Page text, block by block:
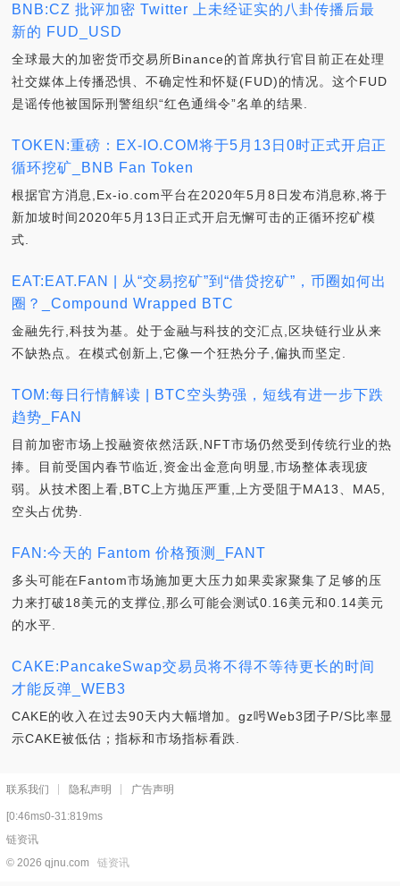
BNB:CZ 批评加密 Twitter 上未经证实的八卦传播后最
新的 FUD_USD
全球最大的加密货币交易所Binance的首席执行官目前正在处理
社交媒体上传播恐惧、不确定性和怀疑(FUD)的情况。这个FUD
是谣传他被国际刑警组织“红色通缉令”名单的结果.
TOKEN:重磅：EX-IO.COM将于5月13日0时正式开启正
循环挖矿_BNB Fan Token
根据官方消息,Ex-io.com平台在2020年5月8日发布消息称,将于
新加坡时间2020年5月13日正式开启无懈可击的正循环挖矿模
式.
EAT:EAT.FAN | 从“交易挖矿”到“借贷挖矿”，币圈如何出
圈？_Compound Wrapped BTC
金融先行,科技为基。处于金融与科技的交汇点,区块链行业从来
不缺热点。在模式创新上,它像一个狂热分子,偏执而坚定.
TOM:每日行情解读 | BTC空头势强，短线有进一步下跌
趋势_FAN
目前加密市场上投融资依然活跃,NFT市场仍然受到传统行业的热
捧。目前受国内春节临近,资金出金意向明显,市场整体表现疲
弱。从技术图上看,BTC上方抛压严重,上方受阻于MA13、MA5,
空头占优势.
FAN:今天的 Fantom 价格预测_FANT
多头可能在Fantom市场施加更大压力如果卖家聚集了足够的压
力来打破18美元的支撑位,那么可能会测试0.16美元和0.14美元
的水平.
CAKE:PancakeSwap交易员将不得不等待更长的时间
才能反弹_WEB3
CAKE的收入在过去90天内大幅增加。gz呺Web3团子P/S比率显
示CAKE被低估；指标和市场指标看跌.
联系我们 隐私声明 广告声明
[0:46ms0-31:819ms
链资讯
© 2026 qjnu.com 链资讯